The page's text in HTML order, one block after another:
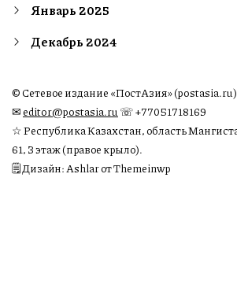
Январь 2025
Декабрь 2024
© Сетевое издание «ПостАзия»
✉︎editor@postasia.ru ☏ +77051718169
☆ Республика Казахстан, область
61, 3 этаж (правое крыло).
🗒 Дизайн: Ashlar от Themeinwp